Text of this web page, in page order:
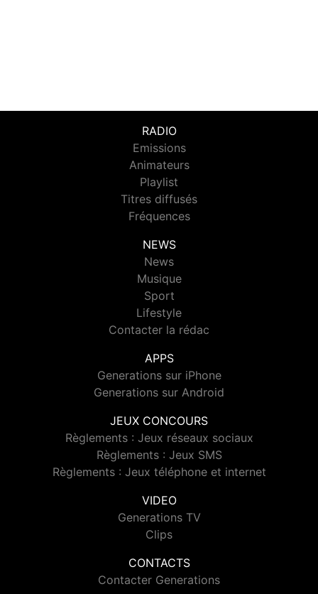
RADIO
Emissions
Animateurs
Playlist
Titres diffusés
Fréquences
NEWS
News
Musique
Sport
Lifestyle
Contacter la rédac
APPS
Generations sur iPhone
Generations sur Android
JEUX CONCOURS
Règlements : Jeux réseaux sociaux
Règlements : Jeux SMS
Règlements : Jeux téléphone et internet
VIDEO
Generations TV
Clips
CONTACTS
Contacter Generations